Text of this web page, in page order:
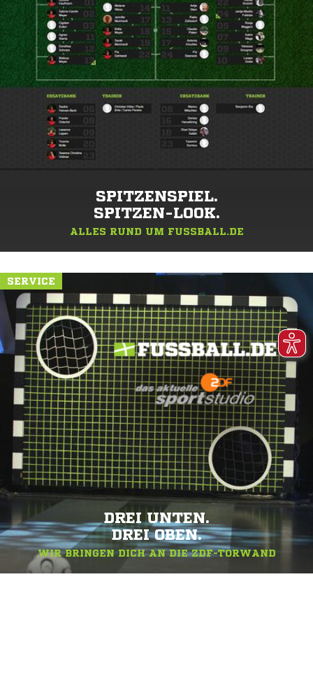
SPITZENSPIEL.
SPITZEN-LOOK.
ALLES RUND UM FUSSBALL.DE
SERVICE
DREI UNTEN.
DREI OBEN.
WIR BRINGEN DICH AN DIE ZDF-TORWAND